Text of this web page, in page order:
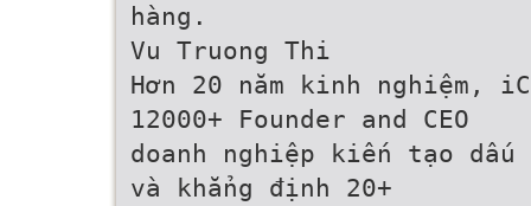
hàng.
Vu Truong Thi
Hơn 20 năm kinh nghiệm,
12000+ Founder and CEO
doanh nghiệp kiến tạo
và khẳng định 20+